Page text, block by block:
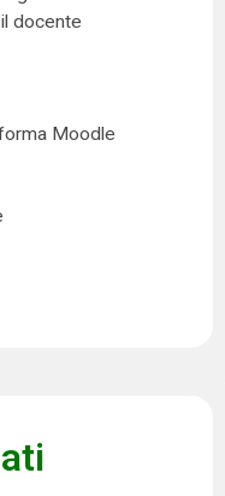
docente
Moodle